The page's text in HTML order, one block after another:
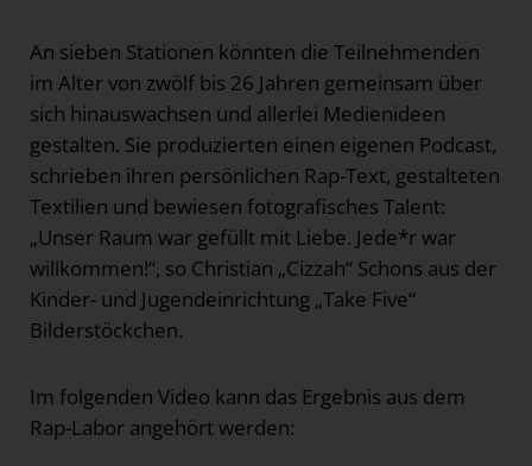
An sieben Stationen könnten die Teilnehmenden
im Alter von zwölf bis 26 Jahren gemeinsam über
sich hinauswachsen und allerlei Medienideen
gestalten. Sie produzierten einen eigenen Podcast,
schrieben ihren persönlichen Rap-Text, gestalteten
Textilien und bewiesen fotografisches Talent:
„Unser Raum war gefüllt mit Liebe. Jede*r war
willkommen!“, so Christian „Cizzah“ Schons aus der
Kinder- und Jugendeinrichtung „Take Five“
Bilderstöckchen.
Im folgenden Video kann das Ergebnis aus dem
Rap-Labor angehört werden: